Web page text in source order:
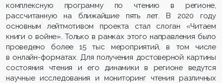
комплексную программу по чтению в регионе,
рассчитанную на ближайшие пять лет. В 2020 году
основным лейтмотивом проекта стал слоган «Читаем
книги о войне». Только в рамках этого направления было
проведено более 15 тыс мероприятий, в том числе
в онлайн-форматах. Для получения достоверной картины
состояния чтения и его динамики в регионе ведутся
научные исследования и мониторинг чтения различных